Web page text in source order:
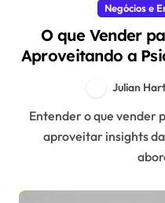
Negócios e
O que Vender
Aproveitando a
Julian
Entender o que vender para ganhar dinheiro envolve
aproveitar insights